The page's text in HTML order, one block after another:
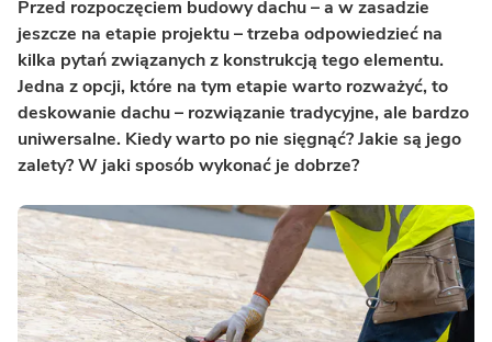
Przed rozpoczęciem budowy dachu – a w zasadzie
jeszcze na etapie projektu – trzeba odpowiedzieć na
kilka pytań związanych z konstrukcją tego elementu.
Jedna z opcji, które na tym etapie warto rozważyć, to
deskowanie dachu – rozwiązanie tradycyjne, ale bardzo
uniwersalne. Kiedy warto po nie sięgnąć? Jakie są jego
zalety? W jaki sposób wykonać je dobrze?